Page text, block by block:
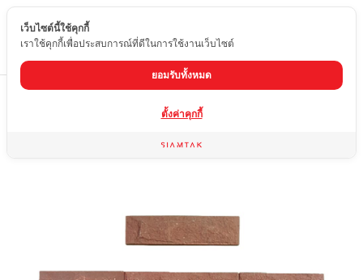
TH
หินทราย
เว็บไซต์นี้ใช้คุกกี้
เราใช้คุกกี้เพื่อประสบการณ์ที่ดีในการใช้งานเว็บไซต์
ยอมรับทั้งหมด
ตั้งค่าคุกกี้